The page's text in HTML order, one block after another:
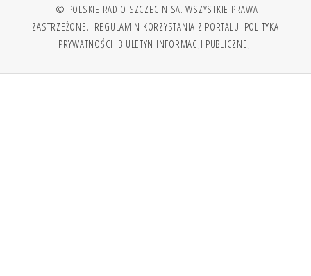
© POLSKIE RADIO SZCZECIN SA. WSZYSTKIE PRAWA
ZASTRZEŻONE. REGULAMIN KORZYSTANIA Z PORTALU POLITYKA
PRYWATNOŚCI BIULETYN INFORMACJI PUBLICZNEJ